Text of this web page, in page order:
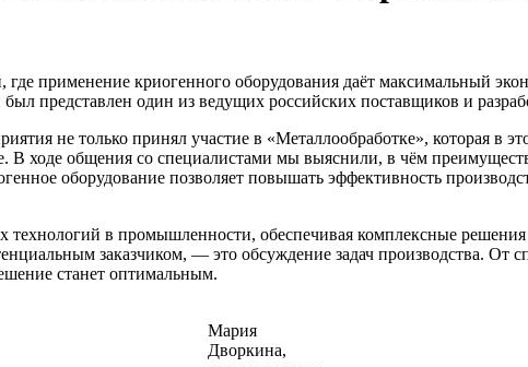
применение криогенного оборудования даёт максимальный
был представлен один из ведущих российских поставщиков и
не только принял участие в «Металлообработке», которая
ходе общения со специалистами мы выяснили, в чём
оборудование позволяет повышать эффективность
в промышленности, обеспечивая комплексные
заказчиком, — это обсуждение задач производства.
станет оптимальным.
Мария
Дворкина,